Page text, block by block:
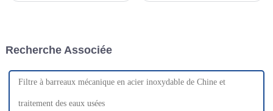
pour éliminer l'humidité du gaz
Recherche Associée
Filtre à barreaux mécanique en acier inoxydable de Chine et
traitement des eaux usées